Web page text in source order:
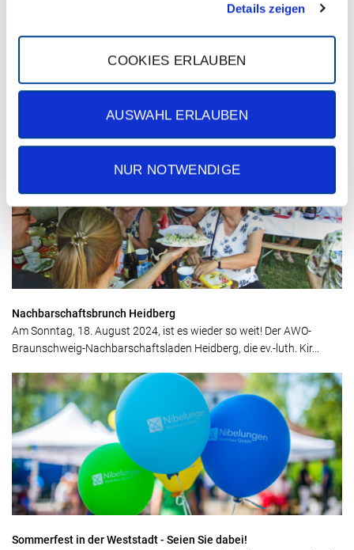
Details zeigen
COOKIES ERLAUBEN
AUSWAHL ERLAUBEN
NUR NOTWENDIGE
Kommen Sie zur Jobmesse!
Ihre Zukunft bei uns! Sie finden uns am Stand 55 – hier ...
Nachbarschaftsbrunch Heidberg
Am Sonntag, 18. August 2024, ist es wieder so weit! Der AWO-
Braunschweig-Nachbarschaftsladen Heidberg, die ev.-luth. Kir...
Sommerfest in der Weststadt - Seien Sie dabei!